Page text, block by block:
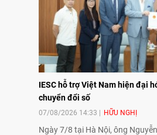
IESC hỗ trợ Việt Nam hiện đại
chuyển đổi số
07/08/2026 14:33 HỮU NGHỊ
Ngày 7/8 tại Hà Nội, ông